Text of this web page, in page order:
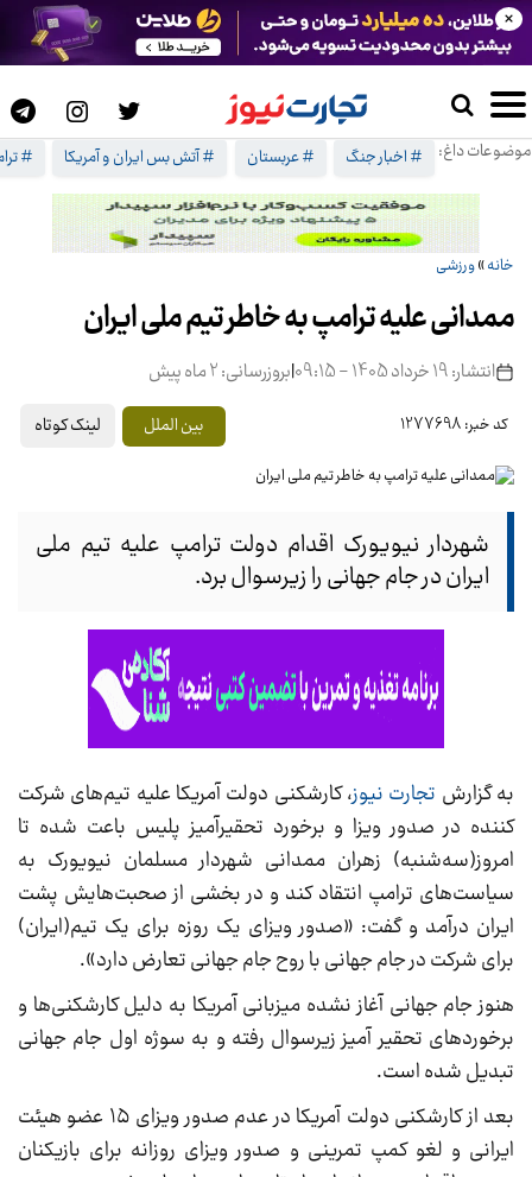
موضوعات داغ: # اخبار جنگ # عربستان # آتش بس ایران و آمریکا #
×
خانه»ورزشی
ممدانی علیه ترامپ به خاطر تیم ملی ایران
انتشار: 19 خرداد 1405 - 09:15 |بروزرسانی: 2 ماه پیش
کد خبر: 1277698 بین الملل لینک کوتاه
شهردار نیویورک اقدام دولت ترامپ علیه تیم ملی
ایران در جام جهانی را زیرسوال برد.
به گزارش تجارت نیوز، کارشکنی دولت آمریکا علیه تیم‌های شرکت
کننده در صدور ویزا و برخورد تحقیرآمیز پلیس باعت شده تا
امروز(سه‌شنبه) زهران ممدانی شهردار مسلمان نیویورک به
سیاست‌های ترامپ انتقاد کند و در بخشی از صحبت‌هایش پشت
ایران درآمد و گفت: «صدور ویزای یک روزه برای یک تیم(ایران)
برای شرکت در جام جهانی با روح جام جهانی تعارض دارد».
هنوز جام جهانی آغاز نشده میزبانی آمریکا به دلیل کارشکنی‌ها و
برخوردهای تحقیر آمیز زیرسوال رفته و به سوژه اول جام جهانی
تبدیل شده است.
بعد از کار‌شکنی دولت آمریکا در عدم صدور ویزای ١۵ عضو هیئت
ایرانی و لغو کمپ تمرینی و صدور ویزای روزانه برای بازیکنان